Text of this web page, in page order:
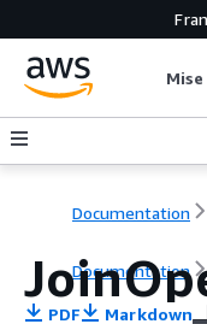
Documentation
Documentation
PDF Markdown